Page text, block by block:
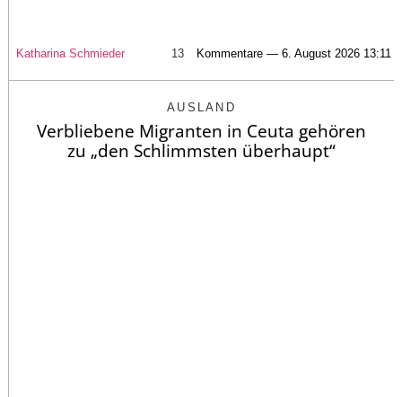
Katharina Schmieder 13 Kommentare — 6. August 2026 13:11
AUSLAND
Verbliebene Migranten in Ceuta gehören
zu „den Schlimmsten überhaupt“